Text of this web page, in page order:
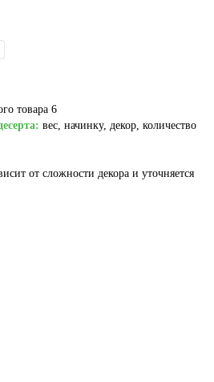
товара 6
вес, начинку, декор, количество
от сложности декора и уточняется